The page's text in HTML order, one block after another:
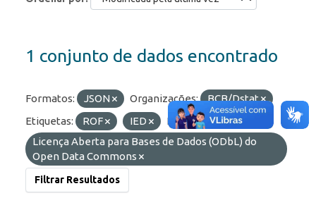
1 conjunto de dados encontrado
Formatos: JSON Organizações:
BCB/Dstat
Etiquetas:
ROF IED
Licenças:
Licença Aberta para Bases de Dados (ODbL) do
Open Data Commons
Filtrar Resultados